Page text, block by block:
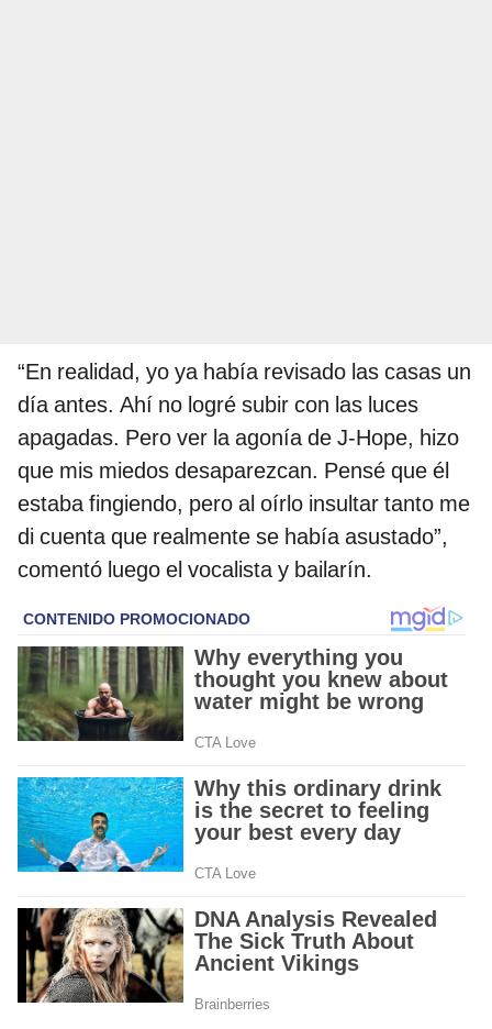
“En realidad, yo ya había revisado las casas un
día antes. Ahí no logré subir con las luces
apagadas. Pero ver la agonía de J-Hope, hizo
que mis miedos desaparezcan. Pensé que él
estaba fingiendo, pero al oírlo insultar tanto me
di cuenta que realmente se había asustado”,
comentó luego el vocalista y bailarín.